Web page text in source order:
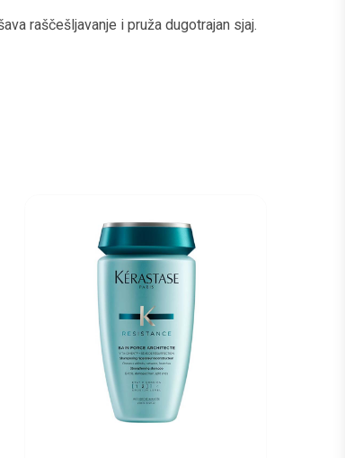
raščešljavanje i pruža dugotrajan sjaj.